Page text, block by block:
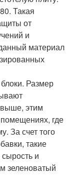
Такая
от
и
материал
Размер
выше, этим
где
За счет того
такие
и
зеленоватый